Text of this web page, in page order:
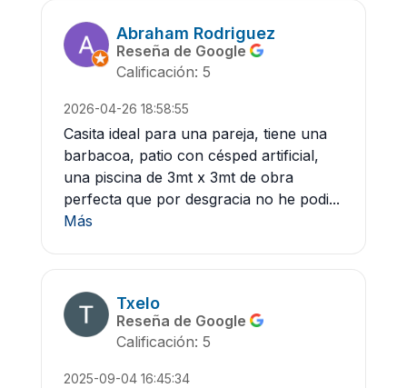
Abraham Rodriguez
Reseña de Google
Calificación: 5
2026-04-26 18:58:55
Casita ideal para una pareja, tiene una
barbacoa, patio con césped artificial,
una piscina de 3mt x 3mt de obra
perfecta que por desgracia no he podi...
Más
Txelo
Reseña de Google
Calificación: 5
2025-09-04 16:45:34